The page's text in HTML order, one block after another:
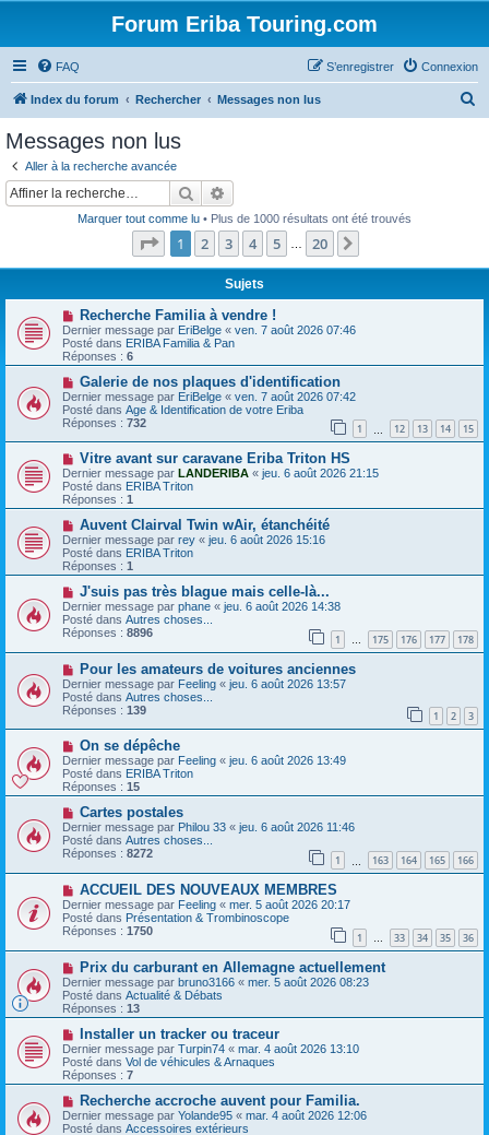
Forum Eriba Touring.com
FAQ Connexion
S’enregistrer
Index du forum Rechercher Messages non lus
Messages non lus
Aller à la recherche avancée
Rechercher
Marquer tout comme lu • Plus de 1000 résultats ont été trouvés
Page 1sur20
1 2 3 4 5 20
Sujets
N
o
u
v
e
a
m
e
s
s
a
g
e
Recherche Familia à vendre !
Dernier message par EriBelge « ven. 7 août 2026 07:46
Posté dans ERIBA Familia & Pan
Réponses : 6
N
o
u
v
e
a
u
m
e
s
s
a
g
e
Galerie de nos plaques d'identification
Dernier message par EriBelge « ven. 7 août 2026 07:42
Posté dans Age & Identification de votre Eriba
Réponses : 732 1 12 13 14 15
N
o
u
v
e
u
m
e
s
a
g
e
Vitre avant sur caravane Eriba Triton HS
Dernier message par LANDERIBA « jeu. 6 août 2026 21:15
Posté dans ERIBA Triton
Réponses : 1
N
o
u
v
e
u
m
e
s
s
a
g
e
Auvent Clairval Twin wAir, étanchéité
Dernier message par rey « jeu. 6 août 2026 15:16
Posté dans ERIBA Triton
Réponses : 1
N
o
u
v
e
a
u
m
e
s
s
a
g
e
J'suis pas très blague mais celle-là...
Dernier message par phane « jeu. 6 août 2026 14:38
Posté dans Autres choses...
Réponses : 8896 1 … 175 176 177 178
N
o
u
v
e
a
u
m
e
s
s
a
g
e
Pour les amateurs de voitures anciennes
Dernier message par Feeling « jeu. 6 août 2026 13:57
Posté dans Autres choses...
Réponses : 139 1 2 3
N
o
u
v
e
a
u
m
e
s
s
a
g
e
On se dépêche
Dernier message par Feeling « jeu. 6 août 2026 13:49
Posté dans ERIBA Triton
Réponses : 15
N
o
u
v
e
a
u
m
e
s
s
a
e
Cartes postales
Dernier message par Philou 33 « jeu. 6 août 2026 11:46
Posté dans Autres choses...
Réponses : 8272 1 163 164 165 166
N
o
u
v
e
a
u
m
e
s
s
a
g
e
ACCUEIL DES NOUVEAUX MEMBRES
Dernier message par Feeling « mer. 5 août 2026 20:17
Posté dans Présentation & Trombinoscope
Réponses : 1750 1 … 33 34 35 36
N
o
u
v
e
a
u
m
e
s
s
a
g
Prix ​​du carburant en Allemagne actuellement
Dernier message par bruno3166 « mer. 5 août 2026 08:23
Posté dans Actualité & Débats
Réponses : 13
N
o
u
v
e
a
u
m
Installer un tracker ou traceur
Dernier message par Turpin74 « mar. 4 août 2026 13:10
Posté dans Vol de véhicules & Arnaques
Réponses : 7
N
o
u
Recherche accroche auvent pour Familia.
Dernier message par Yolande95 « mar. 4 août 2026 12:06
Posté dans Accessoires extérieurs